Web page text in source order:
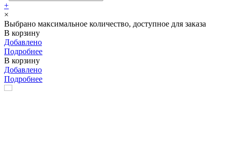
+
×
Выбрано максимальное количество, доступное для заказа
В корзину
Добавлено
Подробнее
В корзину
Добавлено
Подробнее